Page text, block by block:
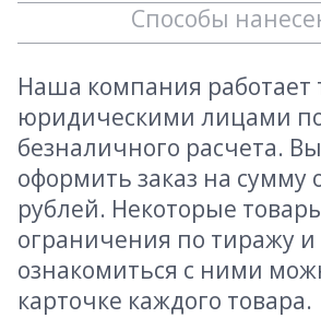
Способы
Наша компания работает
юридическими лицами
безналичного расчета.
оформить заказ на сумму
рублей. Некоторые
ограничения по тиражу и
ознакомиться с ними
карточке каждого товара.